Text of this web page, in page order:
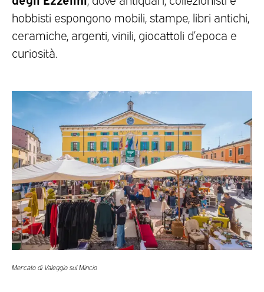
hobbisti espongono mobili, stampe, libri antichi,
ceramiche, argenti, vinili, giocattoli d’epoca e
curiosità.
Mercato di Valeggio sul Mincio